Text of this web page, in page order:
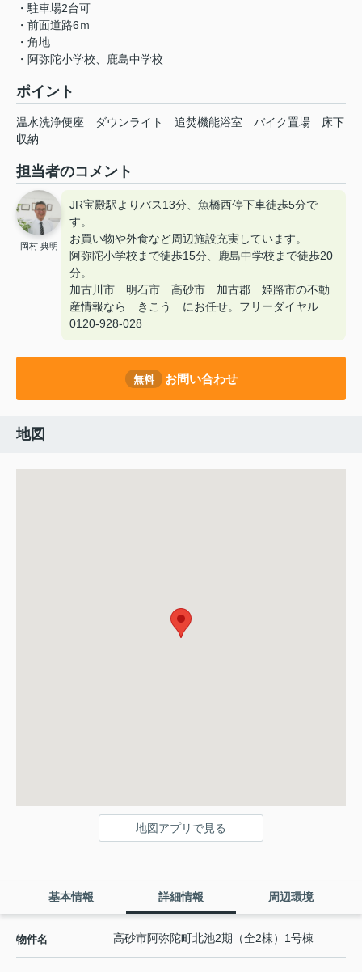
・駐車場2台可
・前面道路6ｍ
・角地
・阿弥陀小学校、鹿島中学校
ポイント
温水洗浄便座 ダウンライト 追焚機能浴室 バイク置場
床下
収納
担当者のコメント
岡村 典明
JR宝殿駅よりバス13分、魚橋西停下車徒歩5分で
す。
お買い物や外食など周辺施設充実しています。
阿弥陀小学校まで徒歩15分、鹿島中学校まで徒歩20
分。
加古川市 明石市 高砂市 加古郡 姫路市の不動
産情報なら きこう にお任せ。フリーダイヤル
0120-928-028
無料 お問い合わせ
地図
地図アプリで見る
基本情報 詳細情報 周辺環境
物件名 高砂市阿弥陀町北池2期（全2棟）1号棟